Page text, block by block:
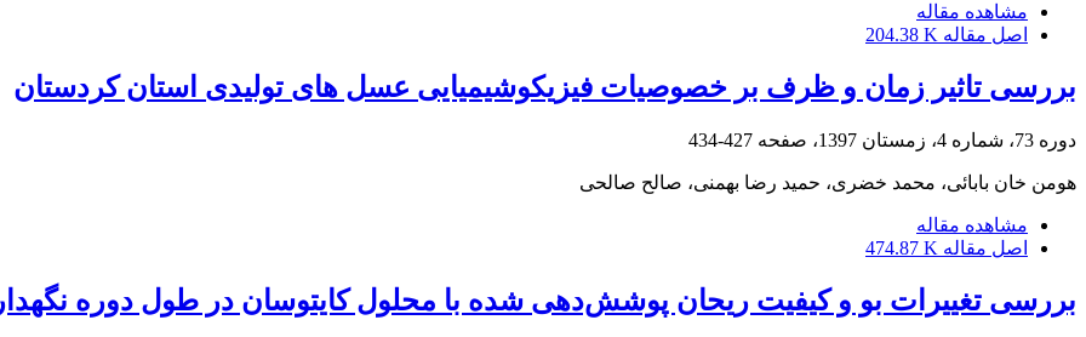
مشاهده مقاله
اصل مقاله 204.38 K
بررسی تاثیر زمان و ظرف بر خصوصیات فیزیکوشیمیایی عسل های تولیدی استان کردستان
دوره 73، شماره 4، زمستان 1397، صفحه 427-434
هومن خان بابائی، محمد خضری، حمید رضا بهمنی، صالح صالحی
مشاهده مقاله
اصل مقاله 474.87 K
بررسی تغییرات بو و کیفیت ریحان پوشش‌دهی شده با محلول کایتوسان در طول دوره